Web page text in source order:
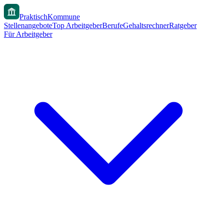
PraktischKommune
StellenangeboteTop ArbeitgeberBerufeGehaltsrechnerRatgeber
Für Arbeitgeber